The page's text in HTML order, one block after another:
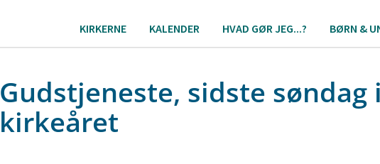
KIRKERNE KALENDER HVAD GØR JEG...? BØRN &
Gudstjeneste, sidste søndag
kirkeåret